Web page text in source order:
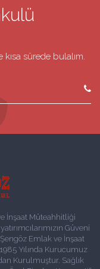
kısa sürede bulalım.
İnşaat Müteahhitliği
Güveni
Emlak ve İnşaat
Yılında Kurucumuz
Kurulmuştur. Sağlık